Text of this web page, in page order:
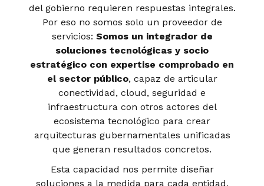
del gobierno requieren respuestas integrales.
Por eso no somos solo un proveedor de
servicios: Somos un integrador de
soluciones tecnológicas y socio
estratégico con expertise comprobado en
el sector público, capaz de articular
conectividad, cloud, seguridad e
infraestructura con otros actores del
ecosistema tecnológico para crear
arquitecturas gubernamentales unificadas
que generan resultados concretos.
Esta capacidad nos permite diseñar
soluciones a la medida para cada entidad,